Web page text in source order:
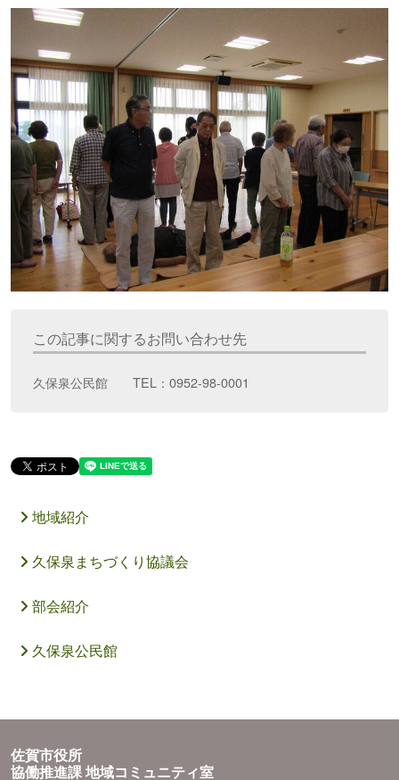
この記事に関するお問い合わせ先
久保泉公民館 TEL：0952-98-0001
地域紹介
久保泉まちづくり協議会
部会紹介
久保泉公民館
佐賀市役所
協働推進課 地域コミュニティ室